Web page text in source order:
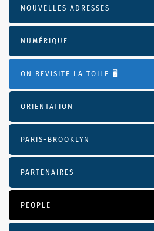
NOUVELLES ADRESSES
NUMÉRIQUE
ON REVISITE LA TOILE 🖥️
ORIENTATION
PARIS-BROOKLYN
PARTENAIRES
PEOPLE